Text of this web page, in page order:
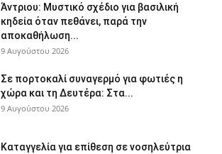
Άντριου: Μυστικό σχέδιο για βασιλική
κηδεία όταν πεθάνει, παρά την
αποκαθήλωση...
9 Αυγούστου 2026
Σε πορτοκαλί συναγερμό για φωτιές η
χώρα και τη Δευτέρα: Στα...
9 Αυγούστου 2026
Καταγγελία για επίθεση σε νοσηλεύτρια